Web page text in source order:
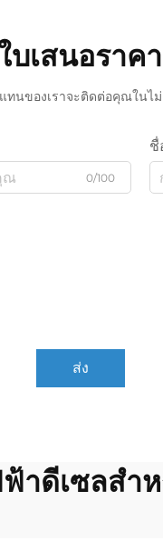
บเสนอราค
ทนของเราจะติดต่อคุณในไ
0/100
ชื่
ส่ง
ฟ้าดีเซลสำ